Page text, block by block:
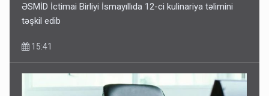
ƏSMİD İctimai Birliyi İsmayıllıda 12-ci kulinariya təlimini
təşkil edib
15:41